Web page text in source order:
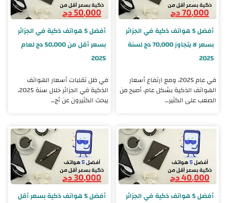
أفضل 5 هواتف ذكية في الجزائر
بسعر لا يتجاوز 70,000 دج لسنة
2025
في عام 2025، ومع ارتفاع أسعار
الهواتف الذكية بشكل عام، أصبح من
الصعب على الكثير…
أفضل 5 هواتف ذكية في الجزائر
بسعر أقل من 50,000 دج لعام
2025
في ظل تقلبات أسعار الهواتف
الذكية في الجزائر خلال سنة 2025،
يبحث الكثيرون عن أج…
أفضل 5 هواتف ذكية في الجزائر
أفضل 5 هواتف ذكية بسعر أقل